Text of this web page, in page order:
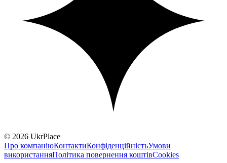
© 2026 UkrPlace
Про компаніюКонтактиКонфіденційністьУмови
використанняПолітика повернення коштівCookies